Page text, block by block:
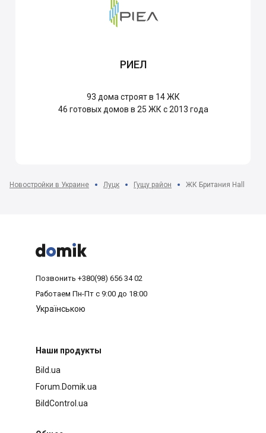
РИЕЛ
93 дома строят в 14 ЖК
46 готовых домов в 25 ЖК с 2013 года
Новостройки в Украине Луцк Гущу район ЖК Британия Hall



Позвонить +380(98) 656 34 02
Работаем Пн-Пт с 9:00 до 18:00
Українською
Наши продукты
Bild.ua
Forum.Domik.ua
BildControl.ua